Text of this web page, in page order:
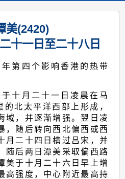
美(2420)
十一日至二十八日
第四个影响香港的热带
十月二十一日凌晨在马
北太平洋西部上形成，
域，并逐渐增强。翌日凌
，随后转向西北偏西或西
月二十四日横过吕宋，并
随后两日潭美采取偏西路
美于十月二十六日早上增
高强度，中心附近最高持